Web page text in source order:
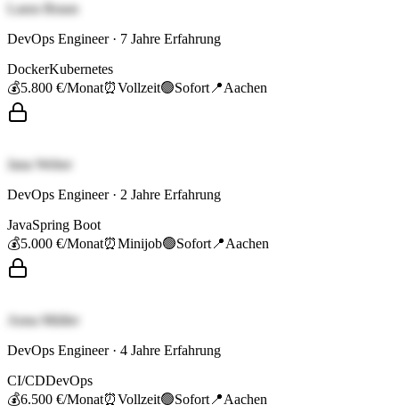
Laura Braun
DevOps Engineer· 7 Jahre Erfahrung
DockerKubernetes
💰5.800 €/Monat⏰Vollzeit🟢Sofort 📍Aachen
Jana Weber
DevOps Engineer· 2 Jahre Erfahrung
JavaSpring Boot
💰5.000 €/Monat⏰Minijob🟢Sofort 📍Aachen
Anna Müller
DevOps Engineer· 4 Jahre Erfahrung
CI/CDDevOps
💰6.500 €/Monat⏰Vollzeit🟢Sofort 📍Aachen